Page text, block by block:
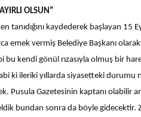
OLSUN”
tanıdığını kaydederek başlayan
emek vermiş Belediye Başkanı
bu kendi gönül rızasıyla olmuş bir
ki ileriki yıllarda siyasetteki durumu
Pusula Gazetesinin kaptanı olabilir
bundan sonra da böyle gidecektir.